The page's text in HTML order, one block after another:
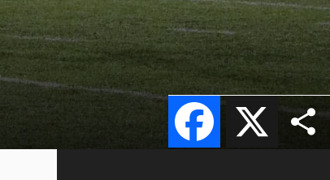
X
Facebook